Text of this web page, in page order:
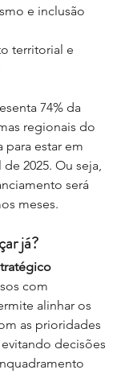
e inclusão
territorial e
74% da
regionais do
para estar em
2025. Ou seja,
será
meses.
já?
com
alinhar os
as prioridades
decisões